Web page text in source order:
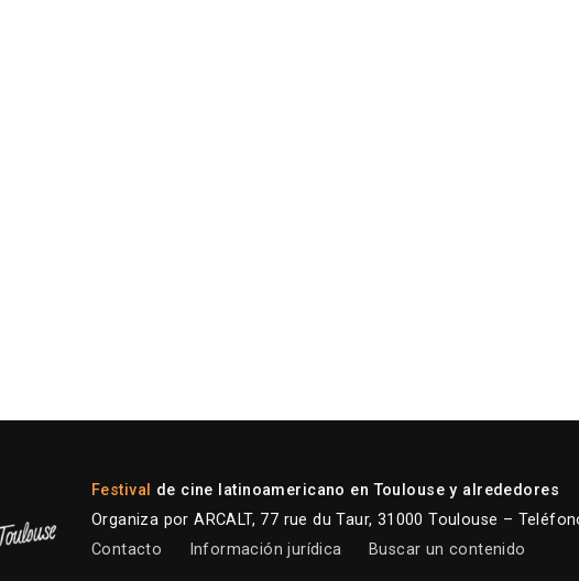
Festival de cine latinoamericano en Toulouse y alrededores
Organiza por ARCALT, 77 rue du Taur, 31000 Toulouse –
Contacto
Información jurídica Buscar un contenido